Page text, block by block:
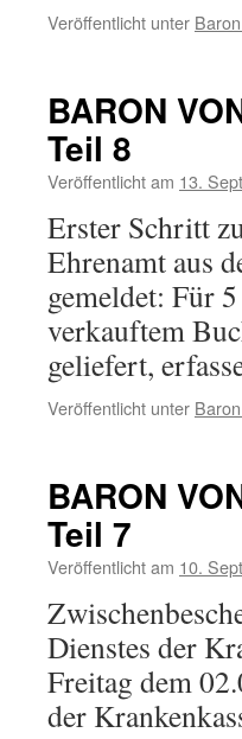
Veröffentlicht unter
BARON
Teil 8
Veröffentlicht am 13.
Erster Schritt
Ehrenamt aus
gemeldet: Für
verkauftem
geliefert,
Veröffentlicht unter
BARON
Teil 7
Veröffentlicht am 10.
Dienstes der
Freitag dem
der